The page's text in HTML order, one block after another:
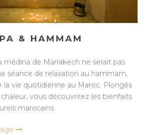
& HAMMAM
médina de Marrakech ne serait pas
séance de relaxation au hammam,
la vie quotidienne au Maroc. Plongés
vous découvrirez les bienfaits
marocains